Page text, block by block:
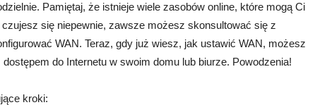
Pamiętaj, że istnieje wiele zasobów online, które mogą Ci
się niepewnie, zawsze możesz skonsultować się z
WAN. Teraz, gdy już wiesz, jak ustawić WAN, możesz
do Internetu w swoim domu lub biurze. Powodzenia!
kroki: